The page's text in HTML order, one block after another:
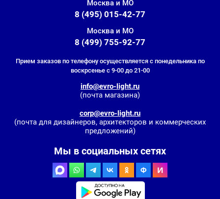
Москва и МО
8 (495) 015-42-77
Москва и МО
8 (499) 755-92-77
Прием заказов по телефону осуществляется с понедельника по
воскрсенье с 9-00 до 21-00
info@evro-light.ru
(почта магазина)
corp@evro-light.ru
(почта для дизайнеров, архитекторов и коммерческих
предложений)
Мы в социальных сетях